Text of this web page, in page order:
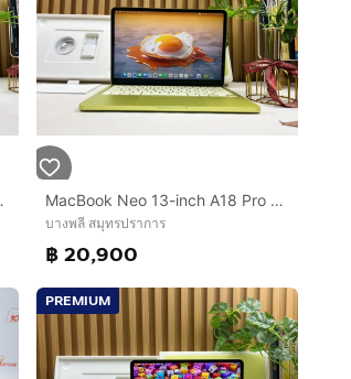
21 March 2027 MacBook Neo 13-inch A18 Pro 2026 Ram8GB SSD256GB Citrus Apple Care 21 March 2027
บางพลี สมุทรปราการ
฿ 20,900
PREMIUM